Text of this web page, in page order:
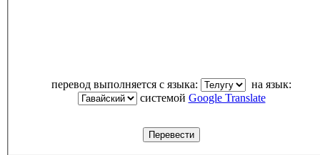
перевод выполняется с языка:
системой Google Translate